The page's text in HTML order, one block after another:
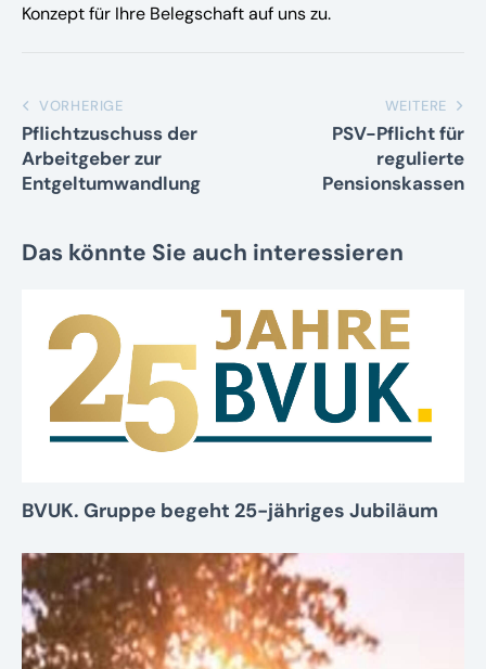
Konzept für Ihre Belegschaft auf uns zu.
VORHERIGE
Pflichtzuschuss der
Arbeitgeber zur
Entgeltumwandlung
WEITERE
PSV-Pflicht für
regulierte
Pensionskassen
Das könnte Sie auch interessieren
BVUK. Gruppe begeht 25-jähriges Jubiläum